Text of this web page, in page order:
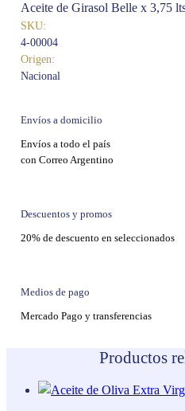
Aceite de Girasol Belle x 3,75
SKU:
4-00004
Origen:
Nacional
Envíos a domicilio
Envíos a todo el país
con Correo Argentino
Descuentos y promos
20% de descuento en seleccionados
Medios de pago
Mercado Pago y transferencias
Productos